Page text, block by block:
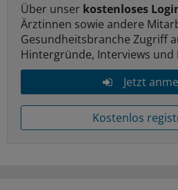
Über unser kostenloses
Ärztinnen sowie andere
Gesundheitsbranche Zugriff
Hintergründe, Interviews und
Jetzt
Kostenlos